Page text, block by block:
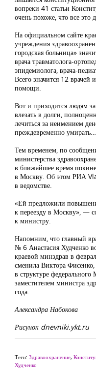
вопреки 41 статьи
очень похоже, что все это
На официальном сайте
учреждения
городская больница»
врача травматолога-
эпидемиолога, врача-
Всего значится 12
помощи.
Вот и приходится людям
влезать в долги,
лечиться за неимением
преждевременно умирать…
Тем временем, по
министерства
в ближайшее время
в Москву. Об этом РИА
в ведомстве.
«Ей предложили
к переезду в Москву», —
к министру.
Напомним, что главный
№ 6 Анастасия Худченко
краевой минздрав в
сменила Виктора
в структуре
заместителем министра
года.
Александра Набокова
Рисунок dnevniki.ykt.ru
Теги: Здравоохранение,
Худченко